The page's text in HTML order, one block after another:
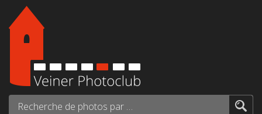
Aller au contenu principal
Recherche de photos par mots-clés...